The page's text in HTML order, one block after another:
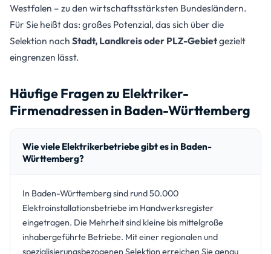
Westfalen – zu den wirtschaftsstärksten Bundesländern.
Für Sie heißt das: großes Potenzial, das sich über die
Selektion nach Stadt, Landkreis oder PLZ-Gebietgezielt
eingrenzen lässt.
Häufige Fragen zu Elektriker-
Firmenadressen in Baden-Württemberg
Wie viele Elektrikerbetriebe gibt es in Baden-
Württemberg?
In Baden-Württemberg sind rund 50.000
Elektroinstallationsbetriebe im Handwerksregister
eingetragen. Die Mehrheit sind kleine bis mittelgroße
inhabergeführte Betriebe. Mit einer regionalen und
spezialisierungsbezogenen Selektion erreichen Sie genau